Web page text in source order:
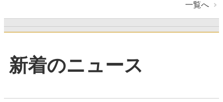
一覧へ
新着のニュース